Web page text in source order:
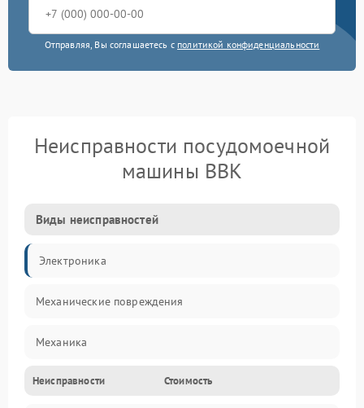
Отправляя, Вы соглашаетесь с политикой конфиденциальности
Неисправности посудомоечной
машины BBK
Виды неисправностей
Электроника
Механические повреждения
Механика
Управление
Неисправности Стоимость